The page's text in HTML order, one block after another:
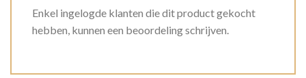
Enkel ingelogde klanten die dit product gekocht
hebben, kunnen een beoordeling schrijven.